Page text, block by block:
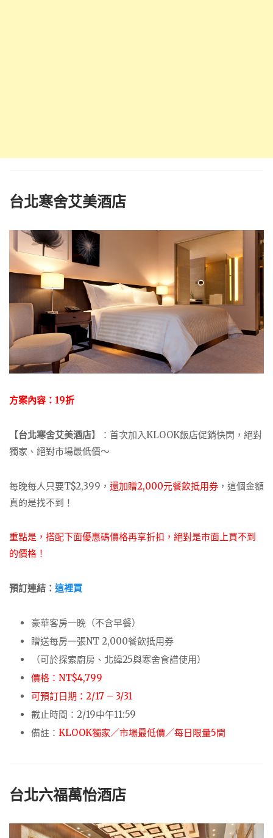
台北寒舍艾美酒店
方案內容：19折
【台北寒舍艾美酒店】：首次加入KLOOK飯店促銷快閃，絕對
獨家、絕對市場最低價～
每晚每人只要T$2,399， 還加贈2,000元餐飲抵用券 ，這個金額
真的是找不到！
重點是，搭配下面優惠碼價格再享折扣，絕對是市面上買不到
的價格！
預訂連結： 這裡買
豪華客房一晚（不含早餐）
贈送每房一張NT 2,000餐飲抵用券
（可於探索廚房、北緯25與寒舍食譜使用）
價格：NT$4,799
可預訂日期：2/17 – 3/31
截止時間：2/19中午11:59
備註： KLOOK獨家／市場最低價／每日限量5間
台北六福萬怡酒店